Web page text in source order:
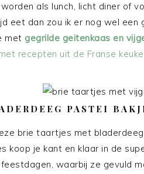
als lunch, licht diner of
eet dan zou ik er nog wel een
met gegrilde geitenkaas en
recepten uit de Franse
PASTEI
brie taartjes met
koop je kant en klaar in de
waarbij ze gevuld